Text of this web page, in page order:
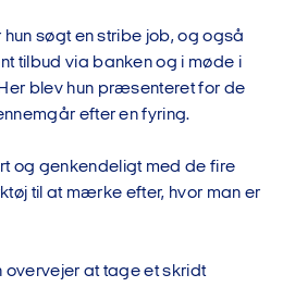
hun søgt en stribe job, og også
tilbud via banken og i møde i
blev hun præsenteret for de
efter en fyring.
og genkendeligt med de fire
til at mærke efter, hvor man er
overvejer at tage et skridt